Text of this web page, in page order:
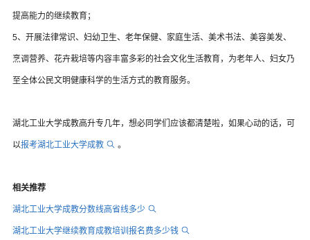
提高能力的继续教育；
5、开展法律常识、妇幼卫生、老年保健、家庭生活、美术书法、美容美发、
烹调营养、花卉栽培等内容丰富多彩的社会文化生活教育，为老年人、妇女乃
至全体公民文明健康科学的生活方式的教育服务。
湖北工业大学成教高升专几年，想必同学们应该都清楚啦，如果心动的话，可
以报考湖北工业大学成教 。
相关推荐
湖北工业大学成教分数线高省线多少
湖北工业大学继续教育成教培训报名费多少钱